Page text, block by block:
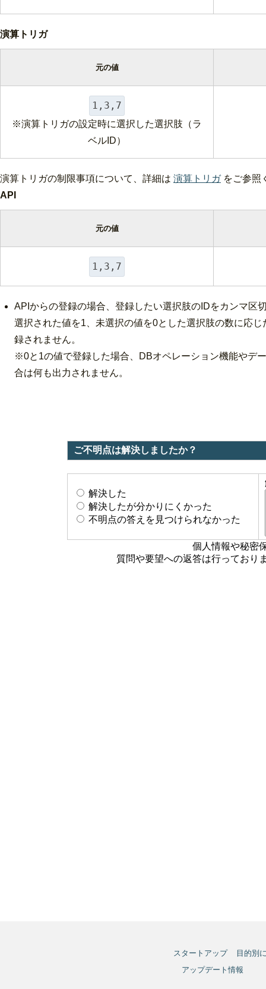
演算トリガ
元の値
1,3,7
※演算トリガの設定時に選択した選択肢（ラ
ベルID）
演算トリガの制限事項について、詳細は 演算トリガをご参照
API
元の値
1,3,7
APIからの登録の場合、登録したい選択肢のIDをカンマ区
選択された値を1、未選択の値を0とした選択肢の数に応じ
録されません。
※0と1の値で登録した場合、DBオペレーション機能やデ
合は何も出力されません。
スタートアップ
目的別
アップデート情報